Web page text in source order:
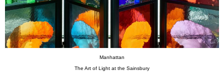
Manhattan
The Art of Light at the Sainsbury